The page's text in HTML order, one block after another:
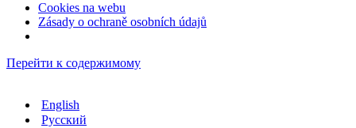
Cookies na webu
Zásady o ochraně osobních údajů
Перейти к содержимому
English
Русский